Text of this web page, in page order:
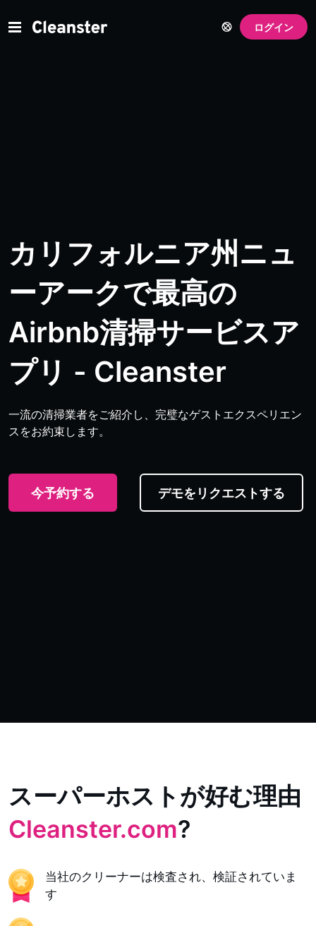
ログイン
カリフォルニア州ニュ
ーアークで最高の
Airbnb清掃サービスア
プリ - Cleanster
一流の清掃業者をご紹介し、完璧なゲストエクスペリエン
スをお約束します。
今予約する デモをリクエストする
スーパーホストが好む理由
Cleanster.com?
当社のクリーナーは検査され、検証されていま
す